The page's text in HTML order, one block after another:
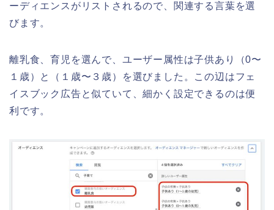
ーディエンスがリストされるので、関連する言葉を選
びます。
離乳食、育児を選んで、ユーザー属性は子供あり（0〜
１歳）と（１歳〜３歳）を選びました。この辺はフェ
イスブック広告と似ていて、細かく設定できるのは便
利です。